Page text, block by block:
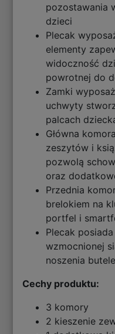
pozostawania
dzieci
Plecak
elementy
widoczność
powrotnej do
Zamki
uchwyty
palcach
Główna
zeszytów i
pozwolą
oraz
Przednia
brelokiem na
portfel i
Plecak
wzmocnionej
noszenia
Cechy produktu:
3 komory
2 kieszenie